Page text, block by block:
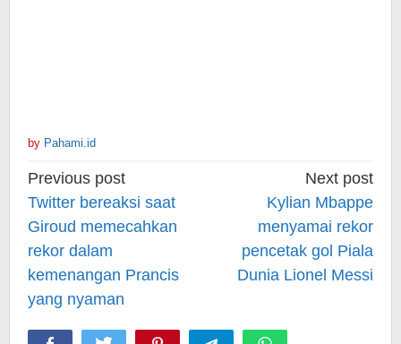
by Pahami.id
Post
navigation
Previous post
Twitter bereaksi saat
Giroud memecahkan
rekor dalam
kemenangan Prancis
yang nyaman
Next post
Kylian Mbappe
menyamai rekor
pencetak gol Piala
Dunia Lionel Messi